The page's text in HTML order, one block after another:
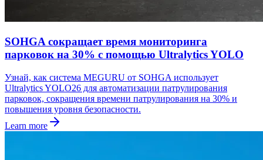
SOHGA сокращает время мониторинга
парковок на 30% с помощью Ultralytics YOLO
Узнай, как система MEGURU от SOHGA использует
Ultralytics YOLO26 для автоматизации патрулирования
парковок, сокращения времени патрулирования на 30% и
повышения уровня безопасности.
Learn more